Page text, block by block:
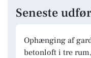
Seneste
Ophænging af
betonloft i tre